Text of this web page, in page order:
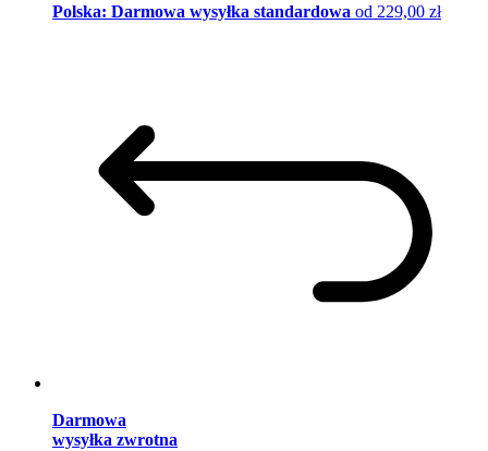
Polska: Darmowa wysyłka standardowa od 229,00 zł
Darmowa
wysyłka zwrotna